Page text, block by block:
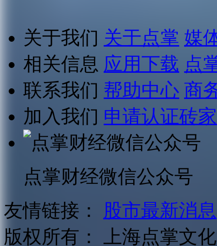
关于我们 关于点掌 媒
相关信息 应用下载 点
联系我们 帮助中心 商
加入我们 申请认证砖家
点掌财经微信公众号
友情链接：
股市最新消息
版权所有：
上海点掌文